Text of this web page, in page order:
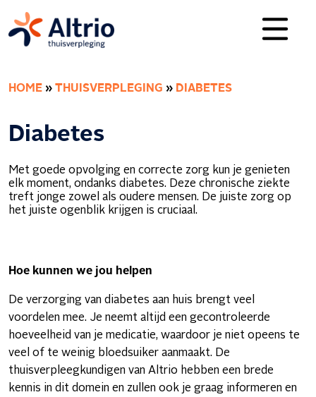
HOME » THUISVERPLEGING » DIABETES
Diabetes
Met goede opvolging en correcte zorg kun je genieten
elk moment, ondanks diabetes. Deze chronische ziekte
treft jonge zowel als oudere mensen. De juiste zorg op
het juiste ogenblik krijgen is cruciaal.
Hoe kunnen we jou helpen
De verzorging van diabetes aan huis brengt veel
voordelen mee. Je neemt altijd een gecontroleerde
hoeveelheid van je medicatie, waardoor je niet opeens te
veel of te weinig bloedsuiker aanmaakt. De
thuisverpleegkundigen van Altrio hebben een brede
kennis in dit domein en zullen ook je graag informeren en